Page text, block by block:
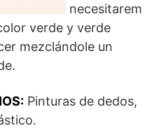
necesitarem
verde y verde
mezclándole un
Pinturas de dedos,